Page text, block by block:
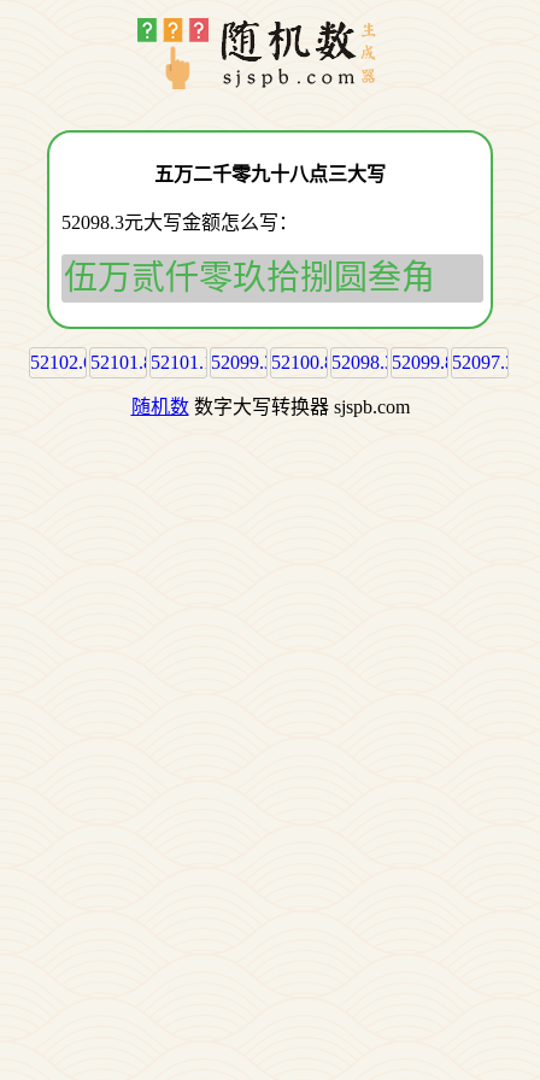
五万二千零九十八点三大写
52098.3元大写金额怎么写：
伍万贰仟零玖拾捌圆叁角
52102.652101.852101.152099.352100.852098.352099.852097.3
随机数数字大写转换器 sjspb.com